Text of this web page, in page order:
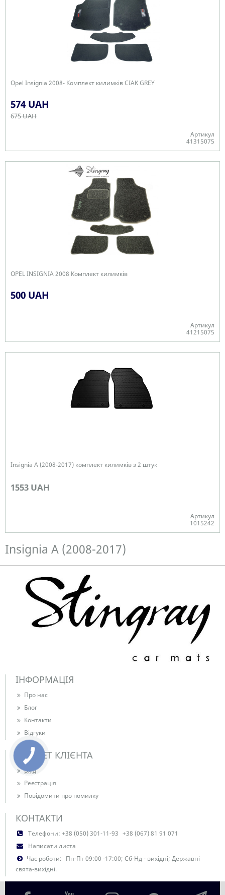
Opel Insignia 2008- Комплект килимків CIAK GREY
574 UAH
675 UAH
Артикул
41315075
OPEL INSIGNIA 2008 Комплект килимків
500 UAH
Артикул
41215075
Insignia A (2008-2017) комплект килимків з 2 штук
1553 UAH
Артикул
1015242
Insignia A (2008-2017)
ІНФОРМАЦІЯ
Про нас
Блог
Контакти
Відгуки
КАБІНЕТ КЛІЄНТА
Вхід
Реєстрація
Повідомити про помилку
КОНТАКТИ
Телефони: +38 (050) 301-11-93 +38 (067) 81 91 071
Написати листа
Час роботи: Пн-Пт 09:00 -17:00; Сб-Нд - вихідні; Державні
свята-вихідні.